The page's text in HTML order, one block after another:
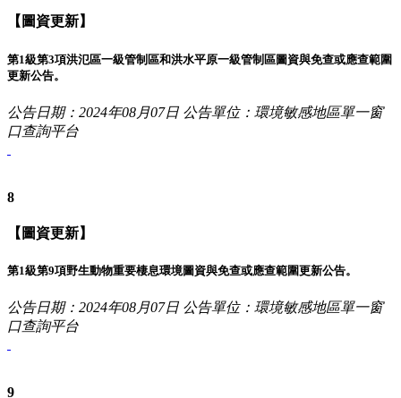
【圖資更新】
第1級第3項洪氾區一級管制區和洪水平原一級管制區圖資與免查或應查範圍
更新公告。
公告日期：2024年08月07日 公告單位：環境敏感地區單一窗
口查詢平台
8
【圖資更新】
第1級第9項野生動物重要棲息環境圖資與免查或應查範圍更新公告。
公告日期：2024年08月07日 公告單位：環境敏感地區單一窗
口查詢平台
9